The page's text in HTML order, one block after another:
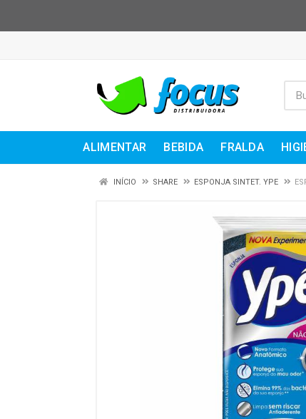
ALIMENTAR BEBIDA FRALDA
INÍCIO SHARE ESPONJA SINTET. YPE